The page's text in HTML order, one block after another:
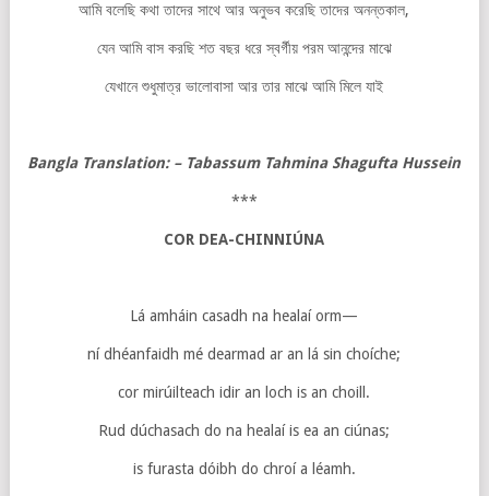
আমি বলেছি কথা তাদের সাথে আর অনুভব করেছি তাদের অনন্তকাল,
যেন আমি বাস করছি শত বছর ধরে স্বর্গীয় পরম আনন্দের মাঝে
যেখানে শুধুমাত্র ভালোবাসা আর তার মাঝে আমি মিলে যাই
Bangla Translation: – Tabassum Tahmina Shagufta Hussein
***
COR DEA-CHINNIÚNA
Lá amháin casadh na healaí orm—
ní dhéanfaidh mé dearmad ar an lá sin choíche;
cor mirúilteach idir an loch is an choill.
Rud dúchasach do na healaí is ea an ciúnas;
is furasta dóibh do chroí a léamh.